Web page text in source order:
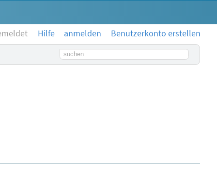
Hilfe anmelden
Benutzerkonto erstellen
Suchbegriff